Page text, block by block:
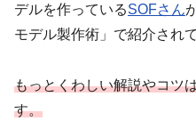
デルを作っているSOFさん
モデル製作術」で紹介され
もっとくわしい解説やコツ
す。